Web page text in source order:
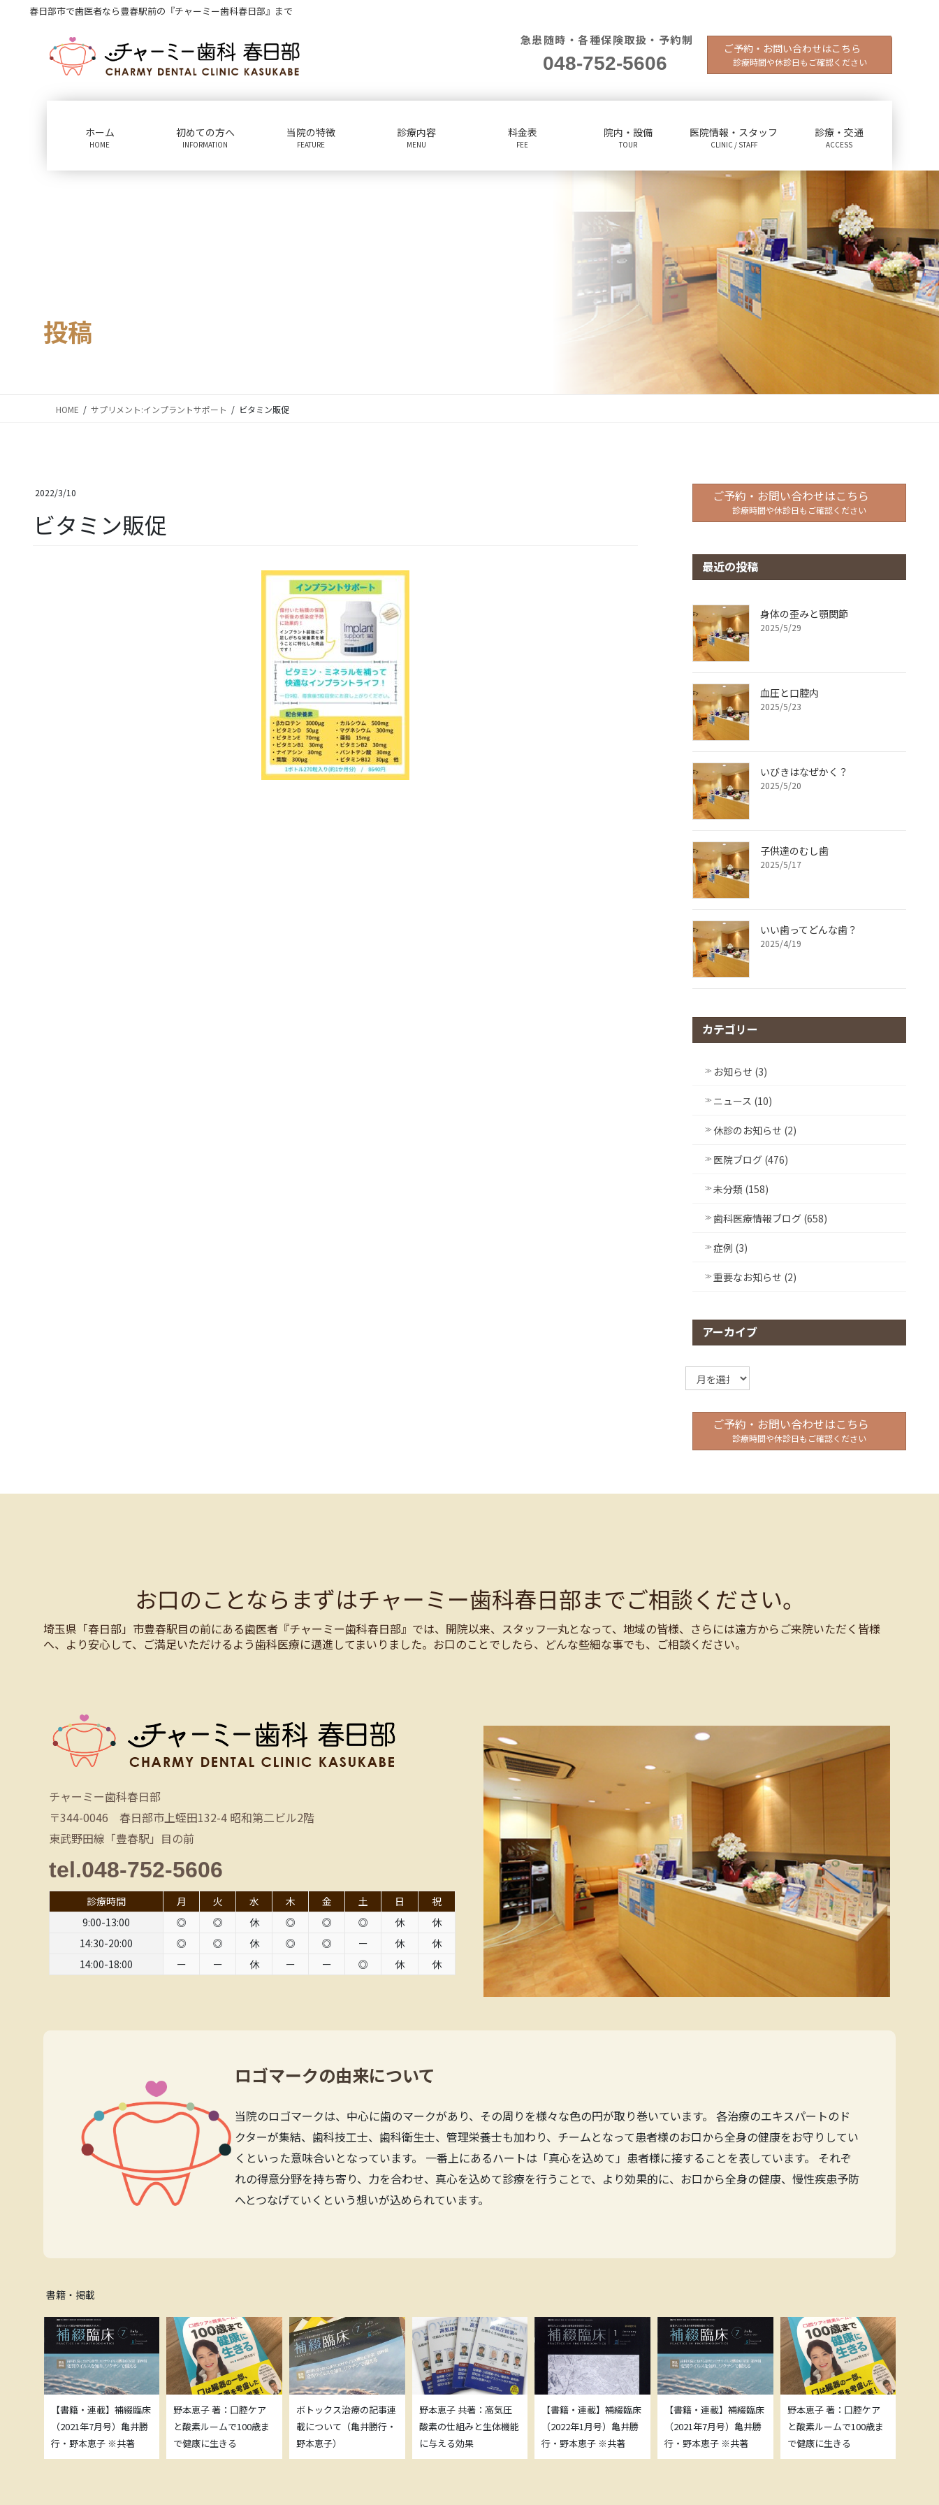
春日部市で歯医者なら豊春駅前の『チャーミー歯科春日部』まで
急患随時・各種保険取扱・予約制
048-752-5606
ご予約・お問い合わせはこちら
診療時間や休診日もご確認ください
ホーム
HOME
初めての方へ
INFORMATION
当院の特徴
FEATURE
診療内容
MENU
料金表
FEE
院内・設備
TOUR
医院情報・スタッフ
CLINIC / STAFF
診療・交通
ACCESS
投稿
HOME サプリメント:インプラントサポート ビタミン販促
2022/3/10
ビタミン販促
ご予約・お問い合わせはこちら
診療時間や休診日もご確認ください
最近の投稿
身体の歪みと顎関節
2025/5/29
血圧と口腔内
2025/5/23
いびきはなぜかく？
2025/5/20
子供達のむし歯
2025/5/17
いい歯ってどんな歯？
2025/4/19
カテゴリー
お知らせ (3)
ニュース (10)
休診のお知らせ (2)
医院ブログ (476)
未分類 (158)
歯科医療情報ブログ (658)
症例 (3)
重要なお知らせ (2)
アーカイブ
ア
ー
イ
ご予約・お問い合わせはこちら
診療時間や休診日もご確認ください
お口のことならまずはチャーミー歯科春日部までご相談ください。
埼玉県「春日部」市豊春駅目の前にある歯医者『チャーミー歯科春日部』では、開院以来、スタッフ一丸となって、地域の皆様、さらには遠方からご来院いただく皆様
へ、より安心して、ご満足いただけるよう歯科医療に邁進してまいりました。お口のことでしたら、どんな些細な事でも、ご相談ください。
チャーミー歯科春日部
〒344-0046 春日部市上蛭田132-4 昭和第二ビル2階
東武野田線「豊春駅」目の前
tel.048-752-5606
診療時間 月 火 水 木 金 土 日
祝
9:00-13:00
◎ ◎ 休 ◎ ◎ ◎ 休
休
14:30-20:00
◎ ◎ 休 ◎ ◎ ー 休
休
14:00-18:00
ー ー 休 ー ー ◎ 休 休
ロゴマークの由来について
当院のロゴマークは、中心に歯のマークがあり、その周りを様々な色の円が取り巻いています。 各治療のエキスパートのド
クターが集結、歯科技工士、歯科衛生士、管理栄養士も加わり、チームとなって患者様のお口から全身の健康をお守りしてい
くといった意味合いとなっています。 一番上にあるハートは「真心を込めて」患者様に接することを表しています。 それぞ
れの得意分野を持ち寄り、力を合わせ、真心を込めて診療を行うことで、より効果的に、お口から全身の健康、慢性疾患予防
へとつなげていくという想いが込められています。
書籍・掲載
【書籍・連載】補綴臨床
（2021年7月号）亀井勝
行・野本恵子 ※共著
野本恵子 著：口腔ケア
と酸素ルームで100歳ま
で健康に生きる
ボトックス治療の記事連
載について（亀井勝行・
野本恵子）
野本恵子 共著：高気圧
酸素の仕組みと生体機能
に与える効果
【書籍・連載】補綴臨床
（2022年1月号）亀井勝
行・野本恵子 ※共著
【書籍・連載】補綴臨床
（2021年7月号）亀井勝
行・野本恵子 ※共著
野本恵子 著：口腔ケア
と酸素ルームで100歳ま
で健康に生きる